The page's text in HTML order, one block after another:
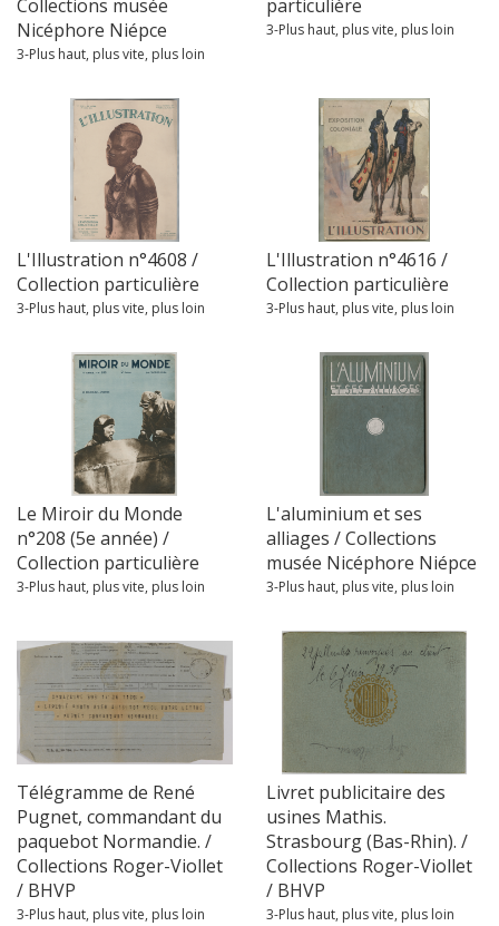
Collections musée
Nicéphore Niépce
3-Plus haut, plus vite, plus loin
particulière
3-Plus haut, plus vite, plus loin
L'Illustration n°4608 /
Collection particulière
3-Plus haut, plus vite, plus loin
L'Illustration n°4616 /
Collection particulière
3-Plus haut, plus vite, plus loin
Le Miroir du Monde
n°208 (5e année) /
Collection particulière
3-Plus haut, plus vite, plus loin
L'aluminium et ses
alliages / Collections
musée Nicéphore Niépce
3-Plus haut, plus vite, plus loin
Télégramme de René
Pugnet, commandant du
paquebot Normandie. /
Collections Roger-Viollet
/ BHVP
3-Plus haut, plus vite, plus loin
Livret publicitaire des
usines Mathis.
Strasbourg (Bas-Rhin). /
Collections Roger-Viollet
/ BHVP
3-Plus haut, plus vite, plus loin